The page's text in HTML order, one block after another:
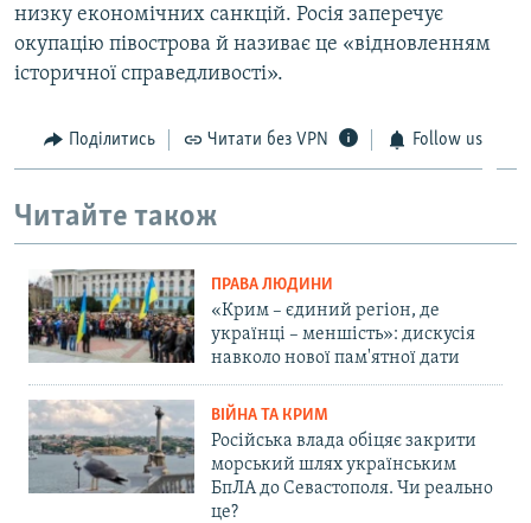
низку економічних санкцій. Росія заперечує
окупацію півострова й називає це «відновленням
історичної справедливості».
Поділитись Читати без VPN Follow us
Читайте також
ПРАВА ЛЮДИНИ
«Крим – єдиний регіон, де
українці – меншість»: дискусія
навколо нової пам'ятної дати
ВІЙНА ТА КРИМ
Російська влада обіцяє закрити
морський шлях українським
БпЛА до Севастополя. Чи реально
це?